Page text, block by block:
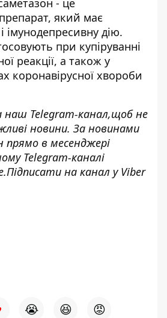
який має
імунодепресивну дію.
при купіруванні
реакції, а також у
коронавірусної хвороби
наш Telegram-канал,щоб не
новини. За новинами
прямо в месенджері
Telegram-каналі
.Підписати на канал у Viber
😭 😆 😡